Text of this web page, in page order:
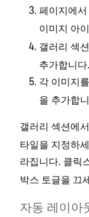
페이지에서
이미지
아
갤러리 섹
추가합니다.
각 이미지
을 추가합
갤러리 섹션에서
타일을 지정하
라집니다. 클릭
박스 토글을 끄
자동 레이아